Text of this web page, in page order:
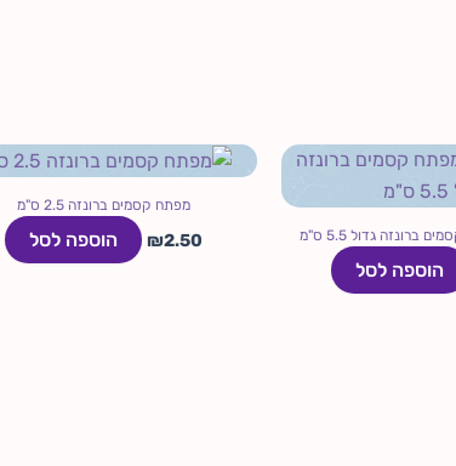
הוספה לסל
מפתח קסמים ברונזה 2.5 ס"מ
₪2.50 הוספה לסל